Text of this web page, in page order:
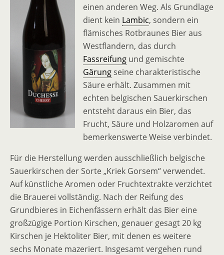
einen anderen Weg. Als Grundlage
dient kein Lambic, sondern ein
flämisches Rotbraunes Bier aus
Westflandern, das durch
Fassreifung und gemischte
Gärung seine charakteristische
Säure erhält. Zusammen mit
echten belgischen Sauerkirschen
entsteht daraus ein Bier, das
Frucht, Säure und Holzaromen auf
bemerkenswerte Weise verbindet.
Für die Herstellung werden ausschließlich belgische
Sauerkirschen der Sorte „Kriek Gorsem“ verwendet.
Auf künstliche Aromen oder Fruchtextrakte verzichtet
die Brauerei vollständig. Nach der Reifung des
Grundbieres in Eichenfässern erhält das Bier eine
großzügige Portion Kirschen, genauer gesagt 20 kg
Kirschen je Hektoliter Bier, mit denen es weitere
sechs Monate mazeriert. Insgesamt vergehen rund